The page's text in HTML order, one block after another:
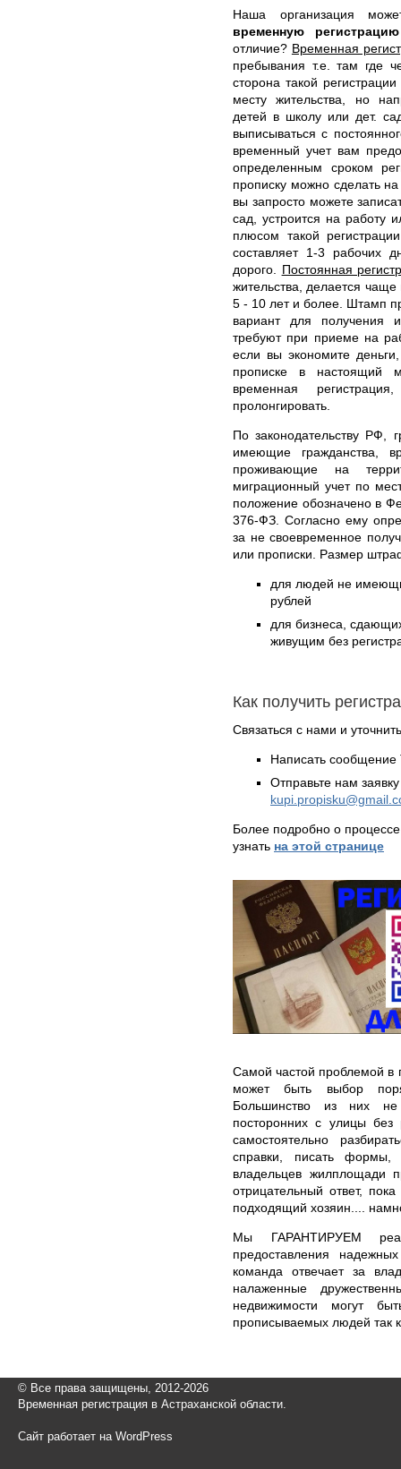
Наша организация
временную
отличие? Временная
пребывания т.е. там где
сторона такой
месту жительства, но
детей в школу или дет.
выписываться с
временный учет вам
определенным сроком
прописку можно сделать
вы запросто можете
сад, устроится на работу
плюсом такой
составляет 1-3 рабочих
дорого. Постоянная
жительства, делается
5 - 10 лет и более. Штамп
вариант для получения
требуют при приеме на
если вы экономите
прописке в настоящий
временная
пролонгировать.
По законодательству РФ,
имеющие гражданства,
проживающие на
миграционный учет по
положение обозначено в
376-ФЗ. Согласно ему
за не своевременное
или прописки. Размер
для людей не
рублей
для бизнеса,
живущим без
Как получить
Связаться с нами и
Написать
Отправьте нам
Более подробно о
узнать на этой странице
Самой частой проблемой в
может быть выбор
Большинство из них не
посторонних с улицы
самостоятельно
справки, писать формы,
владельцев жилплощади
отрицательный ответ,
подходящий хозяин....
Мы ГАРАНТИРУЕМ
предоставления
команда отвечает за
налаженные
недвижимости могут
прописываемых людей так
© Все права защищены, 2012-2026
Временная регистрация в Астраханской области.
Сайт работает на WordPress